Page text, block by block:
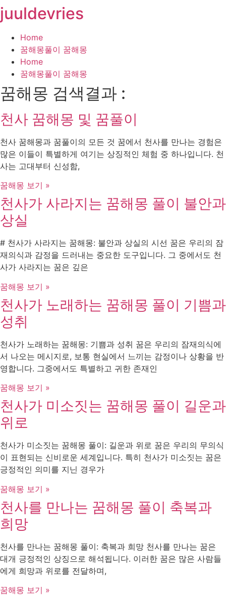
콘
텐
기
juuldevries
Home
꿈해몽풀이 꿈해몽
Home
꿈해몽풀이 꿈해몽
꿈해몽 검색결과 :
천사 꿈해몽 및 꿈풀이
천사 꿈해몽과 꿈풀이의 모든 것 꿈에서 천사를 만나는 경험은
많은 이들이 특별하게 여기는 상징적인 체험 중 하나입니다. 천
사는 고대부터 신성함,
꿈해몽 보기 »
천사가 사라지는 꿈해몽 풀이 불안과
상실
# 천사가 사라지는 꿈해몽: 불안과 상실의 시선 꿈은 우리의 잠
재의식과 감정을 드러내는 중요한 도구입니다. 그 중에서도 천
사가 사라지는 꿈은 깊은
꿈해몽 보기 »
천사가 노래하는 꿈해몽 풀이 기쁨과
성취
천사가 노래하는 꿈해몽: 기쁨과 성취 꿈은 우리의 잠재의식에
서 나오는 메시지로, 보통 현실에서 느끼는 감정이나 상황을 반
영합니다. 그중에서도 특별하고 귀한 존재인
꿈해몽 보기 »
천사가 미소짓는 꿈해몽 풀이 길운과
위로
천사가 미소짓는 꿈해몽 풀이: 길운과 위로 꿈은 우리의 무의식
이 표현되는 신비로운 세계입니다. 특히 천사가 미소짓는 꿈은
긍정적인 의미를 지닌 경우가
꿈해몽 보기 »
천사를 만나는 꿈해몽 풀이 축복과
희망
천사를 만나는 꿈해몽 풀이: 축복과 희망 천사를 만나는 꿈은
대개 긍정적인 상징으로 해석됩니다. 이러한 꿈은 많은 사람들
에게 희망과 위로를 전달하며,
꿈해몽 보기 »